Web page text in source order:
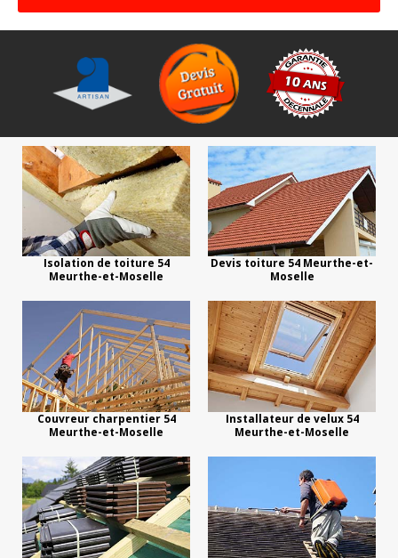
Isolation de toiture 54
Meurthe-et-Moselle
Devis toiture 54 Meurthe-et-
Moselle
Couvreur charpentier 54
Meurthe-et-Moselle
Installateur de velux 54
Meurthe-et-Moselle